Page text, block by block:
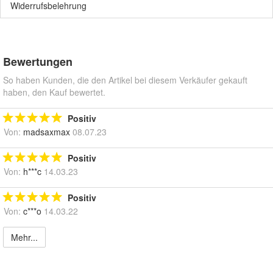
Widerrufsbelehrung
Bewertungen
So haben Kunden, die den Artikel bei diesem Verkäufer gekauft
haben, den Kauf bewertet.
Positiv
Von: madsaxmax 08.07.23
Positiv
Von: h***c 14.03.23
Positiv
Von: c***o 14.03.22
Mehr...